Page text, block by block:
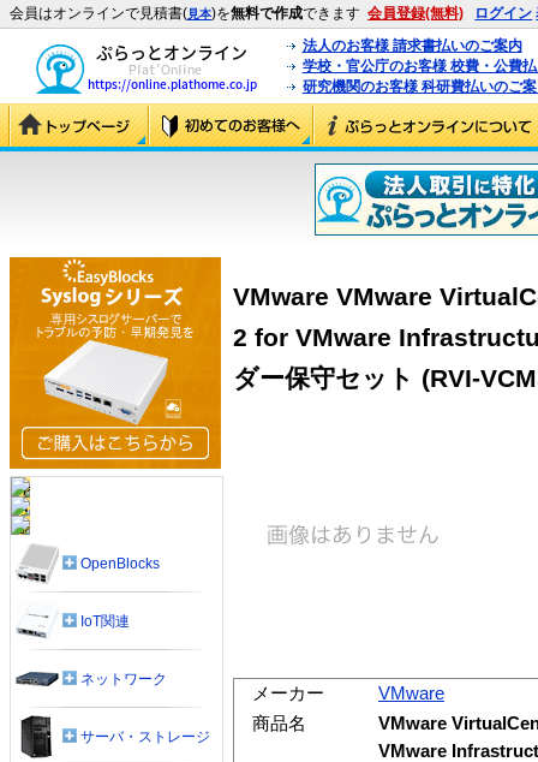
会員はオンラインで見積書(見本)を無料で作成できます 会員登録(無料) ログイン
法人のお客様 請求書払いのご案内
学校・官公庁のお客様 校費・公費
研究機関のお客様 科研費払いのご
VMware VMware
2 for VMware
ダー保守セット (RVI-
メーカー
VMware
商品名
VMware
VMware
OpenBlocks
IoT関連
ネットワーク
サーバ・ストレージ